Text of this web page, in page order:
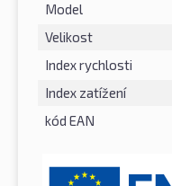
Model
Velikost
Index rychlosti
Index zatížení
kód EAN